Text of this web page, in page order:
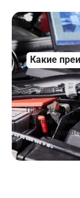
Какие
услугой